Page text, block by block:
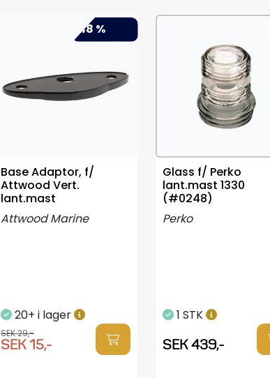
-48 %
Base Adaptor, f/
Attwood Vert.
lant.mast
Attwood Marine
20+ i lager
SEK 29,-
SEK 15,-
Glass f/ Perko
lant.mast 1330
(#0248)
Perko
1 STK
SEK 439,-